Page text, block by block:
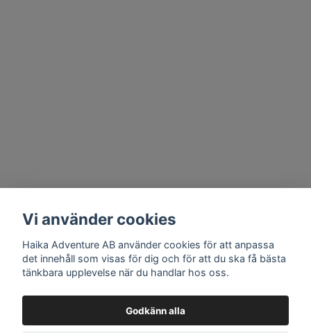
Vi använder cookies
Haika Adventure AB använder cookies för att anpassa
det innehåll som visas för dig och för att du ska få bästa
tänkbara upplevelse när du handlar hos oss.
Godkänn alla